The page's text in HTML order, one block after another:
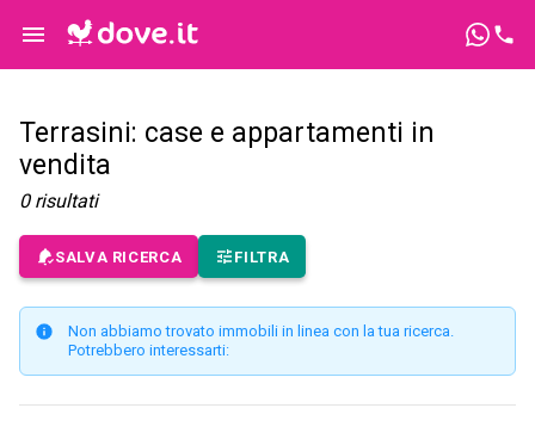
Terrasini: case e appartamenti in
vendita
0 risultati
SALVA RICERCA FILTRA
Non abbiamo trovato immobili in linea con la tua ricerca.
Potrebbero interessarti: